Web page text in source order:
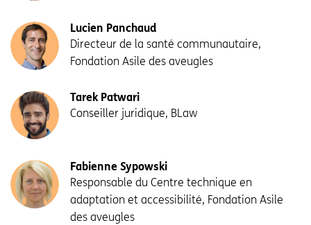
Lucien Panchaud
Directeur de la santé communautaire,
Fondation Asile des aveugles
Tarek Patwari
Conseiller juridique, BLaw
Fabienne Sypowski
Responsable du Centre technique en
adaptation et accessibilité, Fondation Asile
des aveugles